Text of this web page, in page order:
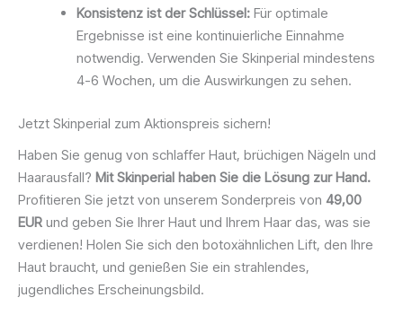
Konsistenz ist der Schlüssel: Für optimale
Ergebnisse ist eine kontinuierliche Einnahme
notwendig. Verwenden Sie Skinperial mindestens
4-6 Wochen, um die Auswirkungen zu sehen.
Jetzt Skinperial zum Aktionspreis sichern!
Haben Sie genug von schlaffer Haut, brüchigen Nägeln und
Haarausfall? Mit Skinperial haben Sie die Lösung zur Hand.
Profitieren Sie jetzt von unserem Sonderpreis von 49,00
EUR und geben Sie Ihrer Haut und Ihrem Haar das, was sie
verdienen! Holen Sie sich den botoxähnlichen Lift, den Ihre
Haut braucht, und genießen Sie ein strahlendes,
jugendliches Erscheinungsbild.